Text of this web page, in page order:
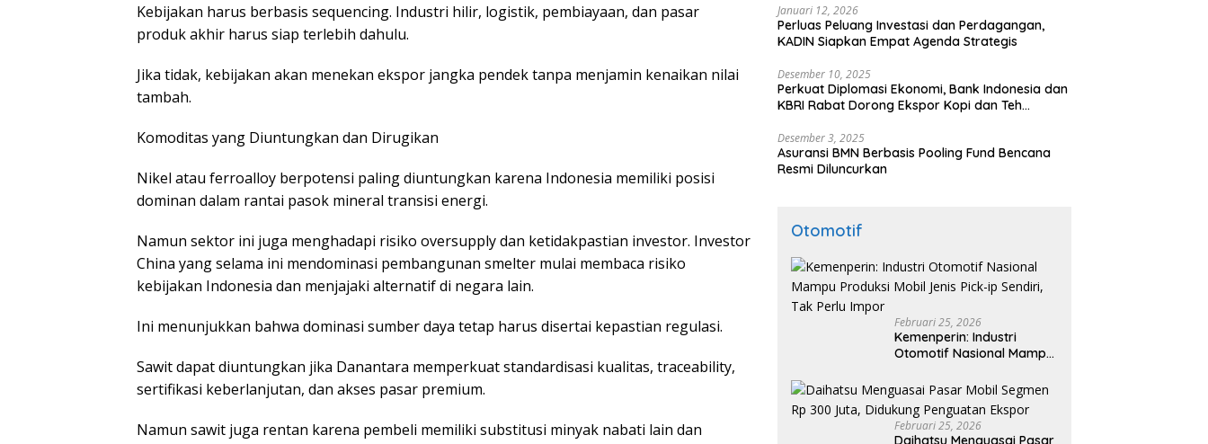
Kebijakan harus berbasis sequencing. Industri hilir, logistik, pembiayaan, dan pasar
produk akhir harus siap terlebih dahulu.
Jika tidak, kebijakan akan menekan ekspor jangka pendek tanpa menjamin kenaikan nilai
tambah.
Komoditas yang Diuntungkan dan Dirugikan
Nikel atau ferroalloy berpotensi paling diuntungkan karena Indonesia memiliki posisi
dominan dalam rantai pasok mineral transisi energi.
Namun sektor ini juga menghadapi risiko oversupply dan ketidakpastian investor. Investor
China yang selama ini mendominasi pembangunan smelter mulai membaca risiko
kebijakan Indonesia dan menjajaki alternatif di negara lain.
Ini menunjukkan bahwa dominasi sumber daya tetap harus disertai kepastian regulasi.
Sawit dapat diuntungkan jika Danantara memperkuat standardisasi kualitas, traceability,
sertifikasi keberlanjutan, dan akses pasar premium.
Namun sawit juga rentan karena pembeli memiliki substitusi minyak nabati lain dan
Januari 12, 2026
Perluas Peluang Investasi dan Perdagangan,
KADIN Siapkan Empat Agenda Strategis
Desember 10, 2025
Perkuat Diplomasi Ekonomi, Bank Indonesia dan
KBRI Rabat Dorong Ekspor Kopi dan Teh
Desember 3, 2025
Asuransi BMN Berbasis Pooling Fund Bencana
Resmi Diluncurkan
Otomotif
Februari 25, 2026
Kemenperin: Industri
Otomotif Nasional Mampu
ip Sendiri, Tak Perlu Impor
Februari 25, 2026
Daihatsu Menguasai Pasar